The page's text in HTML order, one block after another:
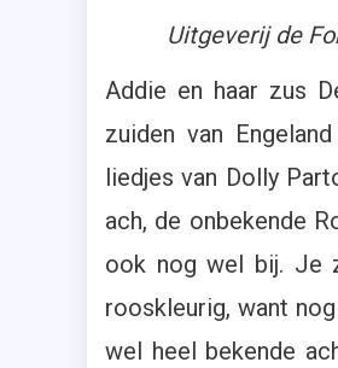
Uitgeverij de
Addie en haar zus
zuiden van
liedjes van Dolly
ach, de onbekende
ook nog wel bij. Je
rooskleurig, want
wel heel bekende